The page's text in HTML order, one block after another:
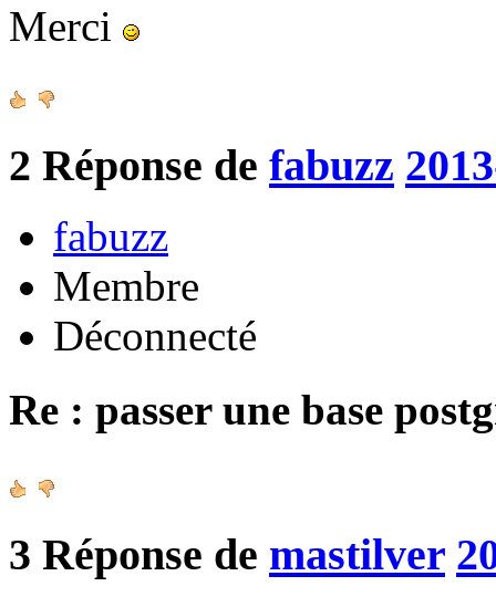
Merci
2 Réponse de fabuzz
fabuzz
Membre
Déconnecté
Re : passer une base
3 Réponse de mastilver